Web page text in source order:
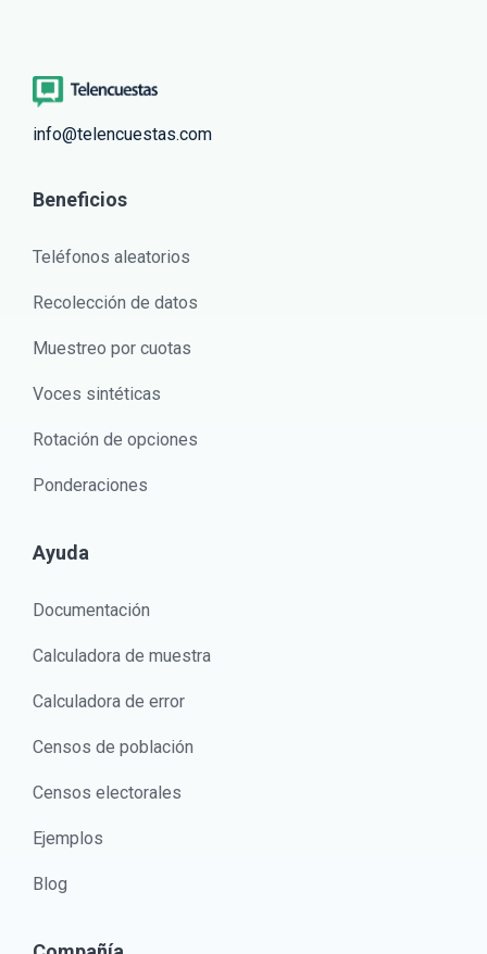
info@telencuestas.com
Beneficios
Teléfonos aleatorios
Recolección de datos
Muestreo por cuotas
Voces sintéticas
Rotación de opciones
Ponderaciones
Ayuda
Documentación
Calculadora de muestra
Calculadora de error
Censos de población
Censos electorales
Ejemplos
Blog